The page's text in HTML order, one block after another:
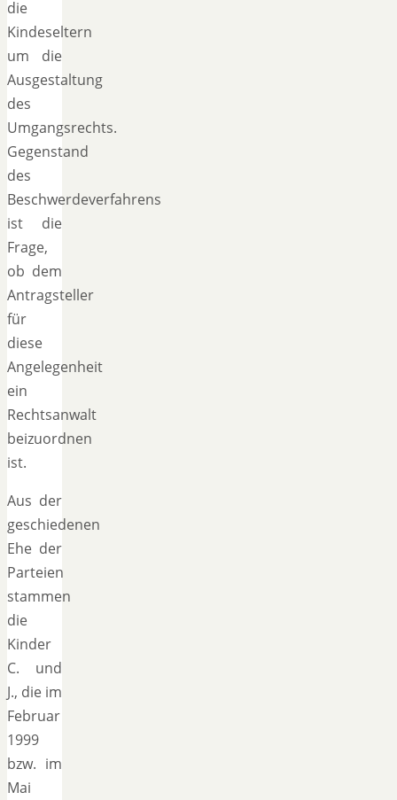
die
Kindeseltern
um die
Ausgestaltung
des
Umgangsrechts.
Gegenstand
des
Beschwerdeverfahrens
ist die
Frage,
ob dem
Antragsteller
für
diese
Angelegenheit
ein
Rechtsanwalt
beizuordnen
ist.
Aus der
geschiedenen
Ehe der
Parteien
stammen
die
Kinder
C. und
J., die im
Februar
1999
bzw. im
Mai